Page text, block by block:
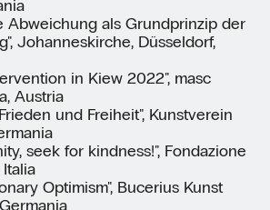
Abweichung als Grundprinzip der
Johanneskirche, Düsseldorf,
in Kiew 2022", masc
Austria
und Freiheit", Kunstverein
seek for kindness!", Fondazione
Italia
Optimism", Bucerius Kunst